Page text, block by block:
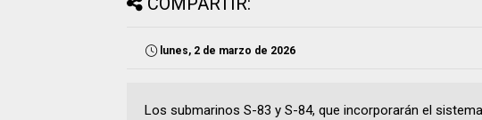
lunes, 2 de marzo de 2026
Los submarinos S-83 y S-84, que incorporarán el